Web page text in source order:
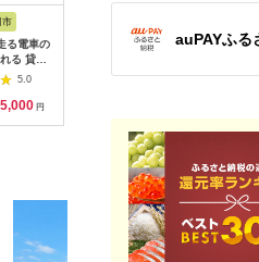
市
る電車の
る 貸切
体験 体
電車 鉄道
子供 子
5.0
円
富士カントリー可児ク
円分）【0018-007】
5.0
伊東
テ
【
auPAYふる